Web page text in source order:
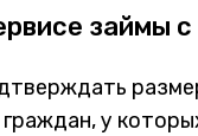
займы
граждан, у